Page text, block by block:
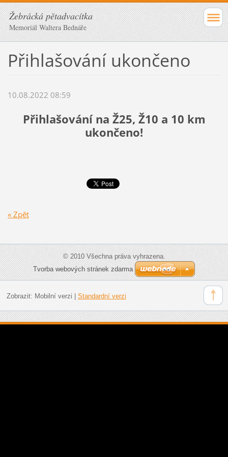
Žebrácká pětadvacítka
Memoriál Waltera Bednáře
Přihlašování ukončeno
10.08.2022 08:59
Přihlašování na Ž25, Ž10 a 10 km
ukončeno!
« Zpět
© 2010 Všechna práva vyhrazena.
Tvorba webových stránek zdarma
Zobrazit: Mobilní verzi Standardní verzi